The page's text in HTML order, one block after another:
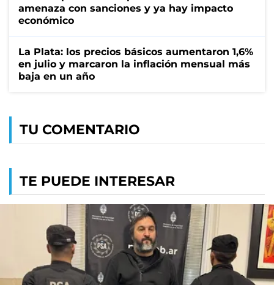
amenaza con sanciones y ya hay impacto
económico
La Plata: los precios básicos aumentaron 1,6%
en julio y marcaron la inflación mensual más
baja en un año
TU COMENTARIO
TE PUEDE INTERESAR